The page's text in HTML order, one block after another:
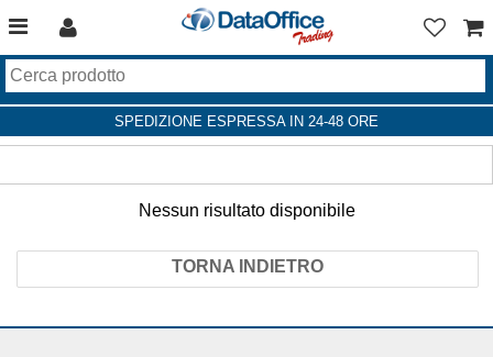
SPEDIZIONE ESPRESSA IN 24-48 ORE
Nessun risultato disponibile
TORNA INDIETRO